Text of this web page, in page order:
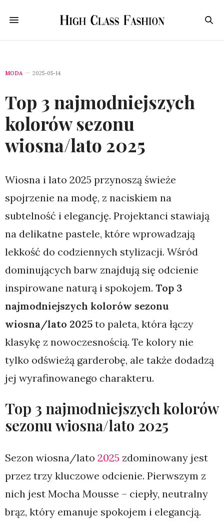
MODA 2025-05-14
Top 3 najmodniejszych
kolorów sezonu
wiosna/lato 2025
Wiosna i lato 2025 przynoszą świeże
spojrzenie na modę, z naciskiem na
subtelność i elegancję. Projektanci stawiają
na delikatne pastele, które wprowadzają
lekkość do codziennych stylizacji. Wśród
dominujących barw znajdują się odcienie
inspirowane naturą i spokojem. Top 3
najmodniejszych kolorów sezonu
wiosna/lato 2025 to paleta, która łączy
klasykę z nowoczesnością. Te kolory nie
tylko odświeżą garderobę, ale także dodadzą
jej wyrafinowanego charakteru.
Top 3 najmodniejszych kolorów
sezonu wiosna/lato 2025
Sezon wiosna/lato 2025 zdominowany jest
przez trzy kluczowe odcienie. Pierwszym z
nich jest Mocha Mousse – ciepły, neutralny
brąz, który emanuje spokojem i elegancją.